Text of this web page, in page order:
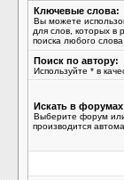
Ключевые слова:
Вы можете
для слов, которых
поиска любого
Поиск по автору:
Используйте * в
Искать в
Выберите форум
производится